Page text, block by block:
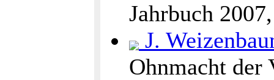
Jahrbuch
J.
Ohnmacht der